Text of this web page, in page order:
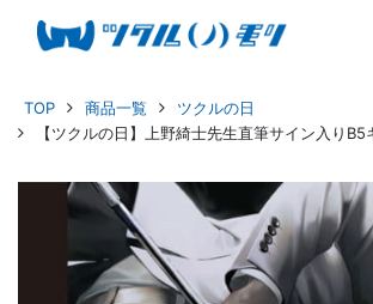
TOP 商品一覧
ツクルの日
【ツクルの日】上野綺士先生直筆サイン入り